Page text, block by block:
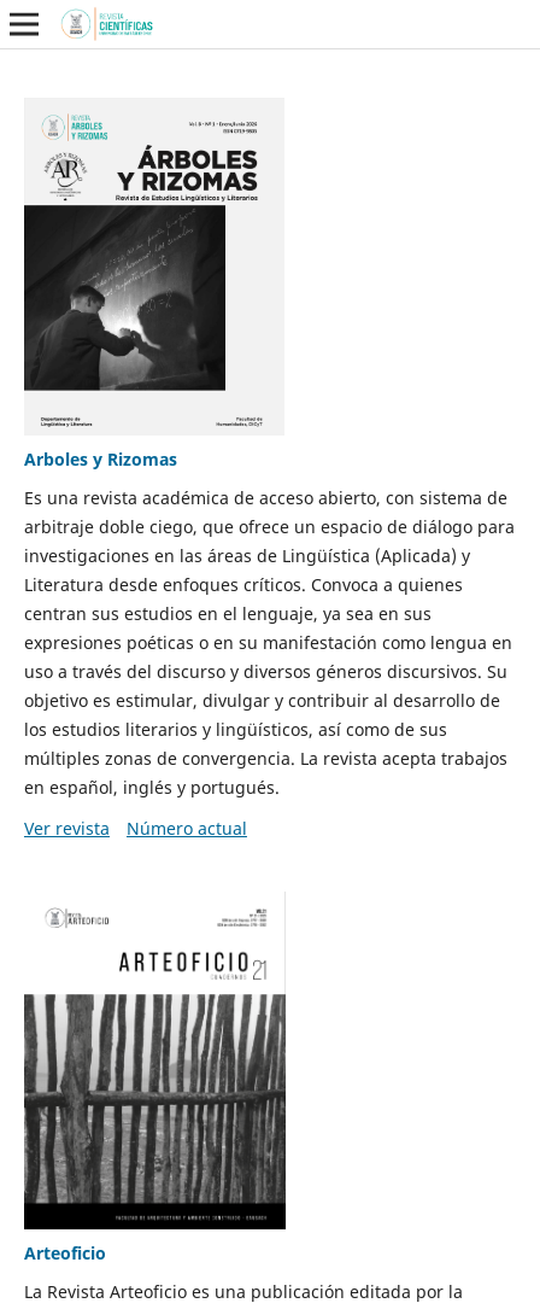
Arboles y Rizomas
Es una revista académica de acceso abierto, con sistema de
arbitraje doble ciego, que ofrece un espacio de diálogo para
investigaciones en las áreas de Lingüística (Aplicada) y
Literatura desde enfoques críticos. Convoca a quienes
centran sus estudios en el lenguaje, ya sea en sus
expresiones poéticas o en su manifestación como lengua en
uso a través del discurso y diversos géneros discursivos. Su
objetivo es estimular, divulgar y contribuir al desarrollo de
los estudios literarios y lingüísticos, así como de sus
múltiples zonas de convergencia. La revista acepta trabajos
en español, inglés y portugués.
Ver revista
Número actual
Arteoficio
La Revista Arteoficio es una publicación editada por la